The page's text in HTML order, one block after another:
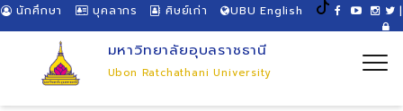
นักศึกษา บุคลากร ศิษย์เก่า UBU English |
มหาวิทยาลัยอุบลราชธานี
Ubon Ratchathani University